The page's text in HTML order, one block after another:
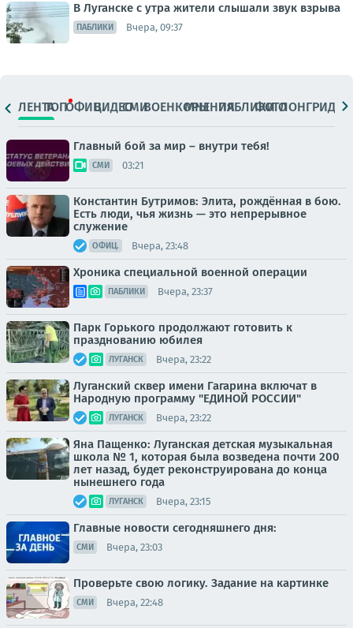
В Луганске с утра жители слышали звук взрыва
ПАБЛИКИ Вчера, 09:37
ЛЕНТАТОПОФИЦ.ВИДЕОСМИВОЕНКОРЫМНЕНИЯПАБЛИКИ
ФОТОЛОНГРИДЫ
Главный бой за мир – внутри тебя!
СМИ 03:21
Константин Бутримов: Элита, рождённая в бою.
Есть люди, чья жизнь — это непрерывное
служение
ОФИЦ. Вчера, 23:48
Хроника специальной военной операции
ПАБЛИКИ Вчера, 23:37
Парк Горького продолжают готовить к
празднованию юбилея
ЛУГАНСК Вчера, 23:22
Луганский сквер имени Гагарина включат в
Народную программу "ЕДИНОЙ РОССИИ"
ЛУГАНСК Вчера, 23:22
Яна Пащенко: Луганская детская музыкальная
школа № 1, которая была возведена почти 200
лет назад, будет реконструирована до конца
нынешнего года
ЛУГАНСК Вчера, 23:15
Главные новости сегодняшнего дня:
СМИ Вчера, 23:03
Проверьте свою логику. Задание на картинке
СМИ Вчера, 22:48